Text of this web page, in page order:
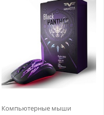
Компьютерные мыши